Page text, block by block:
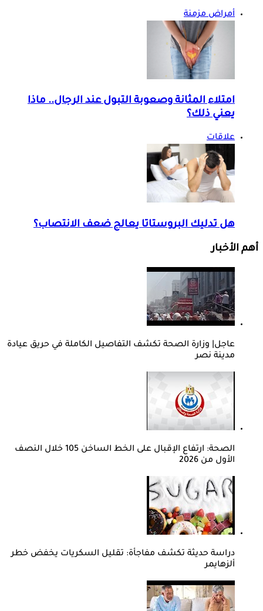
أمراض مزمنة
امتلاء المثانة وصعوبة التبول عند الرجال.. ماذا
يعني ذلك؟
علاقات
هل تدليك البروستاتا يعالج ضعف الانتصاب؟
أهم الأخبار
عاجل| وزارة الصحة تكشف التفاصيل الكاملة في حريق عيادة
مدينة نصر
الصحة: ارتفاع الإقبال على الخط الساخن 105 خلال النصف
الأول من 2026
دراسة حديثة تكشف مفاجأة: تقليل السكريات يخفض خطر
ألزهايمر